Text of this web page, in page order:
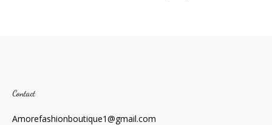
Contact
Amorefashionboutique1@gmail.com